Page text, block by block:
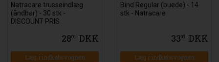
Natracare trusseindlæg
(åndbar) - 30 stk -
DISCOUNT PRIS
2800 DKK
Læg i indkøbsvognen
Bind Regular (buede) - 14
stk - Natracare
3300 DKK
Læg i indkøbsvognen